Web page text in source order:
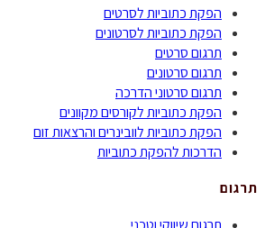
הפקת כתוביות לסרטים
הפקת כתוביות לסרטונים
תרגום סרטים
תרגום סרטונים
תרגום סרטוני הדרכה
הפקת כתוביות לקורסים מקוונים
הפקת כתוביות לוובינרים והרצאות זום
הדרכות להפקת כתוביות
תרגום